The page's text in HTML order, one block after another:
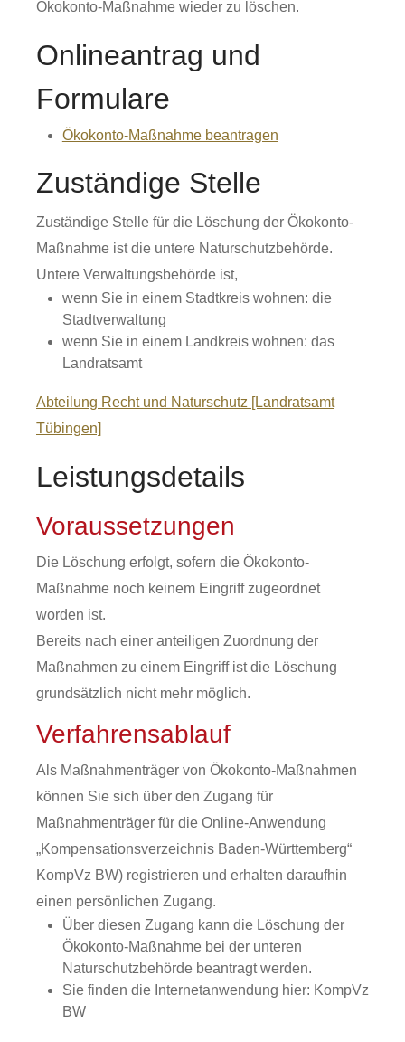
Ökokonto-Maßnahme wieder zu löschen.
Onlineantrag und
Formulare
Ökokonto-Maßnahme beantragen
Zuständige Stelle
Zuständige Stelle für die Löschung der Ökokonto-
Maßnahme ist die untere Naturschutzbehörde.
Untere Verwaltungsbehörde ist,
wenn Sie in einem Stadtkreis wohnen: die
Stadtverwaltung
wenn Sie in einem Landkreis wohnen: das
Landratsamt
Abteilung Recht und Naturschutz [Landratsamt
Tübingen]
Leistungsdetails
Voraussetzungen
Die Löschung erfolgt, sofern die Ökokonto-
Maßnahme noch keinem Eingriff zugeordnet
worden ist.
Bereits nach einer anteiligen Zuordnung der
Maßnahmen zu einem Eingriff ist die Löschung
grundsätzlich nicht mehr möglich.
Verfahrensablauf
Als Maßnahmenträger von Ökokonto-Maßnahmen
können Sie sich über den Zugang für
Maßnahmenträger für die Online-Anwendung
„Kompensationsverzeichnis Baden-Württemberg“
KompVz BW) registrieren und erhalten daraufhin
einen persönlichen Zugang.
Über diesen Zugang kann die Löschung der
Ökokonto-Maßnahme bei der unteren
Naturschutzbehörde beantragt werden.
Sie finden die Internetanwendung hier: KompVz
BW